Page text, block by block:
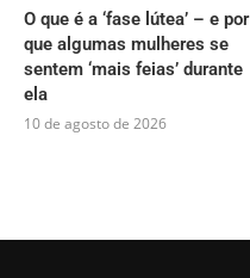
O que é a ‘fase lútea’ – e por
que algumas mulheres se
sentem ‘mais feias’ durante
ela
10 de agosto de 2026